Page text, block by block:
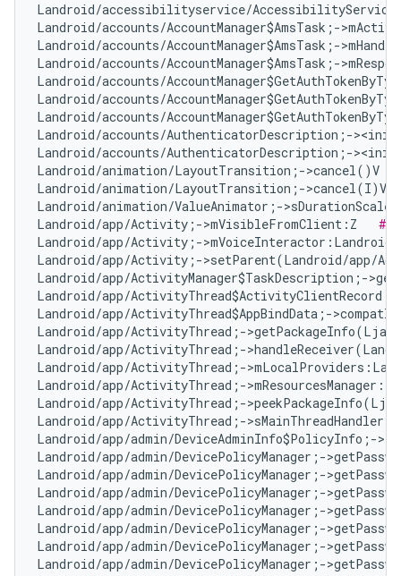
Landroid/accessibilityservice/
Landroid/accounts/AccountManager$AmsTask;-
Landroid/accounts/AccountManager$AmsTask;-
Landroid/accounts/AccountManager$AmsTask;-
Landroid/accounts/
Landroid/accounts/
Landroid/accounts/
Landroid/accounts/AuthenticatorDescription;-
Landroid/accounts/AuthenticatorDescription;-
Landroid/animation/LayoutTransition;->cancel()V
Landroid/animation/LayoutTransition;-
Landroid/animation/ValueAnimator;-
Landroid/app/Activity;->mVisibleFromClient:Z #
Landroid/app/Activity;-
Landroid/app/Activity;->setParent(Landroid/
Landroid/app/ActivityManager$TaskDescription;-
Landroid/app/
Landroid/app/ActivityThread$AppBindData;-
Landroid/app/ActivityThread;-
Landroid/app/ActivityThread;-
Landroid/app/ActivityThread;-
Landroid/app/ActivityThread;-
Landroid/app/ActivityThread;-
Landroid/app/ActivityThread;-
Landroid/app/admin/
Landroid/app/admin/DevicePolicyManager;-
Landroid/app/admin/DevicePolicyManager;-
Landroid/app/admin/DevicePolicyManager;-
Landroid/app/admin/DevicePolicyManager;-
Landroid/app/admin/DevicePolicyManager;-
Landroid/app/admin/DevicePolicyManager;-
Landroid/app/admin/DevicePolicyManager;-